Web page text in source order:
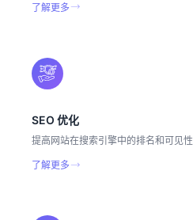
了解更多
SEO 优化
提高网站在搜索引擎中的排名和可见性
了解更多